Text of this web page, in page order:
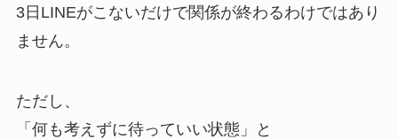
3日LINEがこないだけで関係が終わるわけではあり
ません。
ただし、
「何も考えずに待っていい状態」と